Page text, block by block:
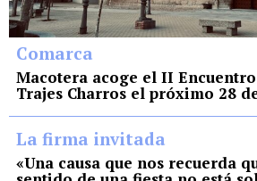
Comarca
Macotera acoge el II Encuentro
Trajes Charros el próximo 28
La firma invitada
«Una causa que nos recuerda